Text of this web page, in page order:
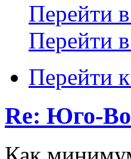
Перейти
Перейти
Перейти
Re: Юго-